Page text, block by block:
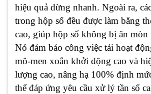
hiệu quả dừng nhanh. Ngoài ra,
trong hộp số đều được làm bằng
cao, giúp hộp số không bị ăn mòn
Nó đảm bảo công việc tải hoạt
mô-men xoắn khởi động cao và
lượng cao, nâng hạ 100% định
thể đáp ứng yêu cầu xử lý tần số